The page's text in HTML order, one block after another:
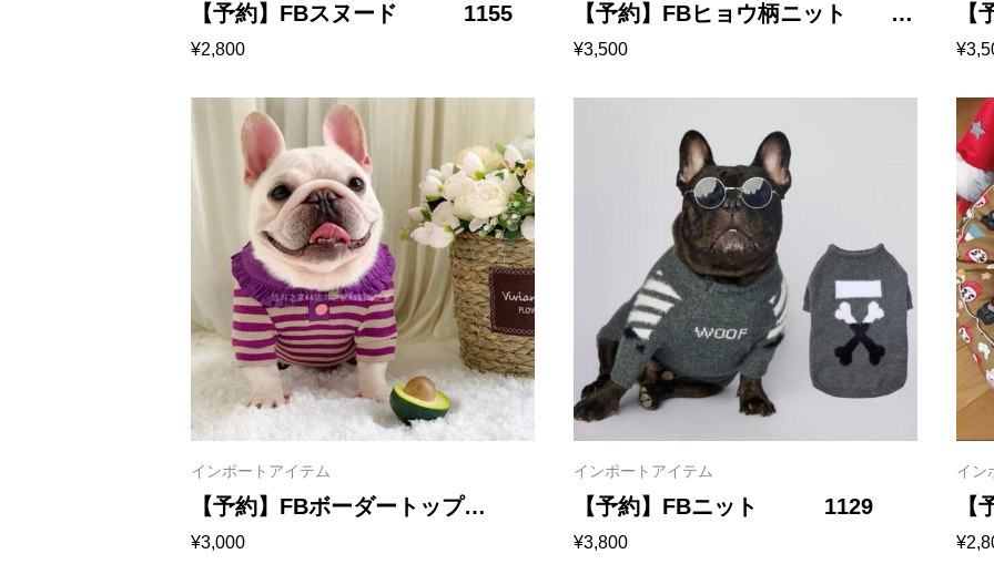
【予約】FBスヌード 1155
¥2,800
【予約】FBヒョウ柄ニット
1154
¥3,500 ¥
インポートアイテム
【予約】FBボーダートップ
ス 1152
¥3,000
インポートアイテム
【予約】FBニット 1129
¥3,800
イン
¥